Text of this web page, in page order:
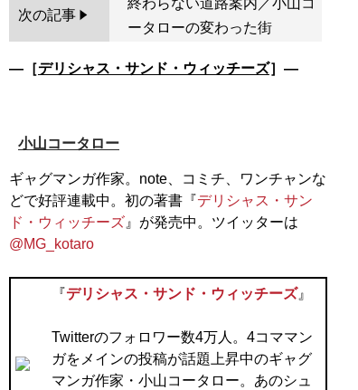
次の記事
ータローの変わった街
―［デリシャス・サンド・ウィッチーズ］―
小山コータロー
ギャグマンガ作家。note、コミチ、ワンチャンな
どで好評連載中。初の著書『デリシャス・サン
ド・ウィッチーズ 』が発売中。ツイッターは
@MG_kotaro
『デリシャス・サンド・ウィッチーズ』
Twitterのフォロワー数4万人。4コママン
ガをメインの投稿が話題上昇中のギャグ
マンガ作家・小山コータロー。あのシュ